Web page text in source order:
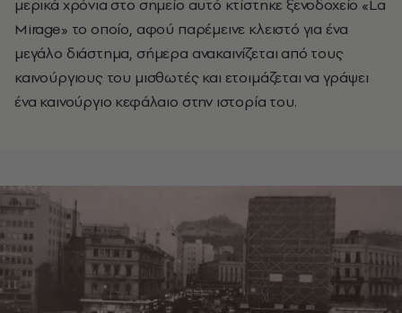
μερικά χρόνια στο σημείο αυτό κτίστηκε ξενοδοχείο «La
Mirage» το οποίο, αφού παρέμεινε κλειστό για ένα
μεγάλο διάστημα, σήμερα ανακαινίζεται από τους
καινούργιους του μισθωτές και ετοιμάζεται να γράψει
ένα καινούργιο κεφάλαιο στην ιστορία του.